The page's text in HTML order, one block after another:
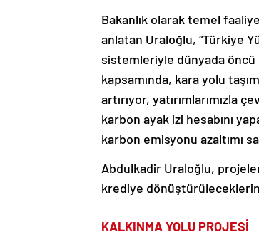
Bakanlık olarak temel
anlatan Uraloğlu, “Türkiye
sistemleriyle dünyada öncü
kapsamında, kara yolu
artırıyor, yatırımlarımızla
karbon ayak izi hesabını
karbon emisyonu azaltımı
Abdulkadir Uraloğlu,
krediye
KALKINMA YOLU PROJESİ